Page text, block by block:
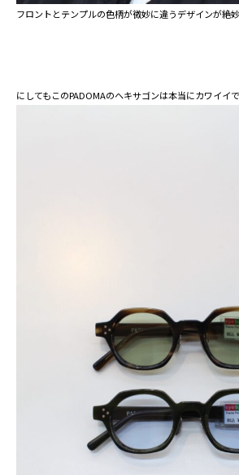
フロントとテンプルの色柄が微妙に違うデザインが絶
にしてもこのPADOMAのヘキサゴンは本当にカワイイ